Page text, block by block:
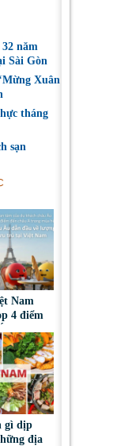
năm
Sài Gòn
Xuân
tháng
sạn
Nam
4 điểm
được du
Âu tìm
gì dịp
địa